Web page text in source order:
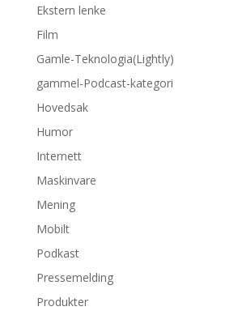
Ekstern lenke
Film
Gamle-Teknologia(Lightly)
gammel-Podcast-kategori
Hovedsak
Humor
Internett
Maskinvare
Mening
Mobilt
Podkast
Pressemelding
Produkter